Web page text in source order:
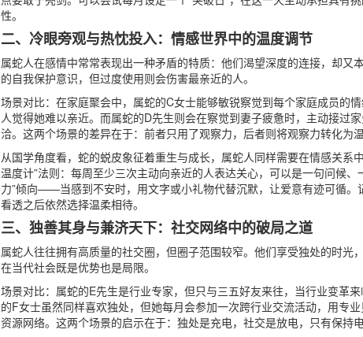
性。
二、冷眼旁观与热忱投入：情感世界中的温度调节
属蛇人在感情中常常表现出一种矛盾的特质：他们渴望深度的连接，却又
的自我保护意识，但过度使用则会伤害最亲近的人。
场景对比：在家庭聚会中，属蛇的C女士能够敏锐察觉到每个家庭成员的
人觉得她难以亲近。而属蛇的D先生则会在察觉到妻子疲惫时，主动接过
洽。这两个场景的差异在于：前者只用了观察力，后者则将观察力转化为温
从国学角度看，蛇的蜕皮象征着重生与成长，属蛇人同样需要在情感关系
温度计”法则：每周至少三次主动向亲近的人表达关心，可以是一句问候
力”倾向——当感到不安时，用文字或小礼物代替沉默，让爱意有迹可循。
看透之后依然选择温柔相待。
三、独善其身与兼济天下：社交网络中的破局之道
属蛇人往往拥有高质量的社交圈，但圈子范围较窄。他们享受独处的时光
在当代社会既是优势也是局限。
场景对比：属蛇的E先生是行业专家，但只与三五好友来往，当行业变革
的F女士虽然同样喜欢独处，但她每月会参加一次跨行业交流活动，用专
资源网络。这两个场景的启示在于：独处是充电，社交是放电，只有保持